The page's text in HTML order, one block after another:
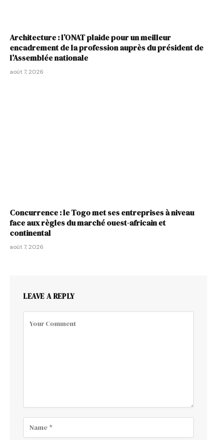
Architecture : l’ONAT plaide pour un meilleur
encadrement de la profession auprès du président de
l’Assemblée nationale
août 7, 2026
Concurrence : le Togo met ses entreprises à niveau
face aux règles du marché ouest-africain et
continental
août 7, 2026
LEAVE A REPLY